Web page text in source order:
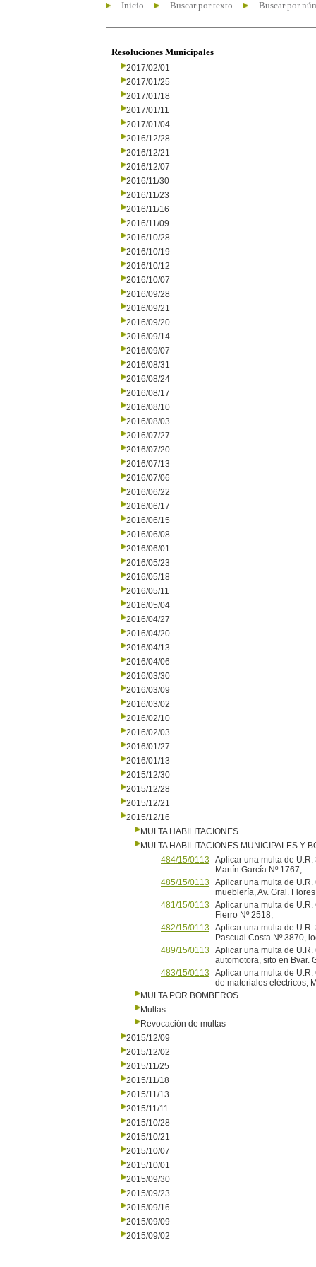
Inicio Buscar por texto Buscar por
Resoluciones Municipales
2017/02/01
2017/01/25
2017/01/18
2017/01/11
2017/01/04
2016/12/28
2016/12/21
2016/12/07
2016/11/30
2016/11/23
2016/11/16
2016/11/09
2016/10/28
2016/10/19
2016/10/12
2016/10/07
2016/09/28
2016/09/21
2016/09/20
2016/09/14
2016/09/07
2016/08/31
2016/08/24
2016/08/17
2016/08/10
2016/08/03
2016/07/27
2016/07/20
2016/07/13
2016/07/06
2016/06/22
2016/06/17
2016/06/15
2016/06/08
2016/06/01
2016/05/23
2016/05/18
2016/05/11
2016/05/04
2016/04/27
2016/04/20
2016/04/13
2016/04/06
2016/03/30
2016/03/09
2016/03/02
2016/02/10
2016/02/03
2016/01/27
2016/01/13
2015/12/30
2015/12/28
2015/12/21
2015/12/16
MULTA HABILITACIONES
MULTA HABILITACIONES MUNICIPALES Y
484/15/0113
Aplicar una multa de U.R.
Martín García Nº 1767,
485/15/0113
Aplicar una multa de
mueblería, Av. Gral.
481/15/0113
Aplicar una multa de U.R.
Fierro Nº 2518,
482/15/0113
Aplicar una multa de
Pascual Costa Nº 3870,
489/15/0113
Aplicar una multa de U.R.
automotora, sito en Bvar.
483/15/0113
Aplicar una multa de U.R.
de materiales eléctricos,
MULTA POR BOMBEROS
Multas
Revocación de multas
2015/12/09
2015/12/02
2015/11/25
2015/11/18
2015/11/13
2015/11/11
2015/10/28
2015/10/21
2015/10/07
2015/10/01
2015/09/30
2015/09/23
2015/09/16
2015/09/09
2015/09/02